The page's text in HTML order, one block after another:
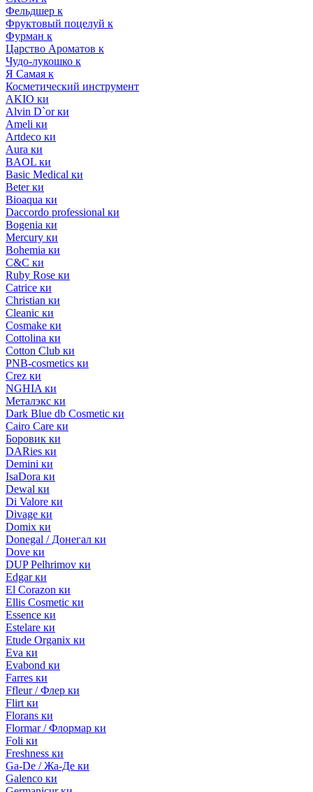
Фельдшер к
Фруктовый поцелуй к
Фурман к
Царство Ароматов к
Чудо-лукошко к
Я Самая к
Косметический инструмент
AKIO ки
Alvin D`or ки
Ameli ки
Artdeco ки
Aura ки
BAOL ки
Basic Medical ки
Beter ки
Bioaqua ки
Daccordo professional ки
Bogenia ки
Mercury ки
Bohemia ки
C&C ки
Ruby Rose ки
Catrice ки
Christian ки
Cleanic ки
Cosmake ки
Cottolina ки
Cotton Club ки
PNB-cosmetics ки
Crez ки
NGHIA ки
Металэкс ки
Dark Blue db Cosmetic ки
Cairo Care ки
Боровик ки
DARies ки
Demini ки
IsaDora ки
Dewal ки
Di Valore ки
Divage ки
Domix ки
Donegal / Донегал ки
Dove ки
DUP Pelhrimov ки
Edgar ки
El Corazon ки
Ellis Cosmetic ки
Essence ки
Estelare ки
Etude Organix ки
Eva ки
Evabond ки
Farres ки
Ffleur / Флер ки
Flirt ки
Florans ки
Flormar / Флормар ки
Foli ки
Freshness ки
Ga-De / Жа-Де ки
Galenco ки